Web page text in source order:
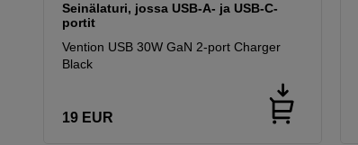
Seinälaturi, jossa USB-A- ja USB-C-
portit
Vention USB 30W GaN 2-port Charger
Black
19 EUR